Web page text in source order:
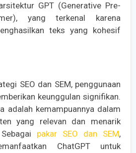
GPT (Generative Pre-
yang terkenal karena
teks yang kohesif
SEO dan SEM, penggunaan
keunggulan signifikan.
adalah kemampuannya dalam
yang relevan dan menarik
pakar SEO dan SEM,
ChatGPT untuk